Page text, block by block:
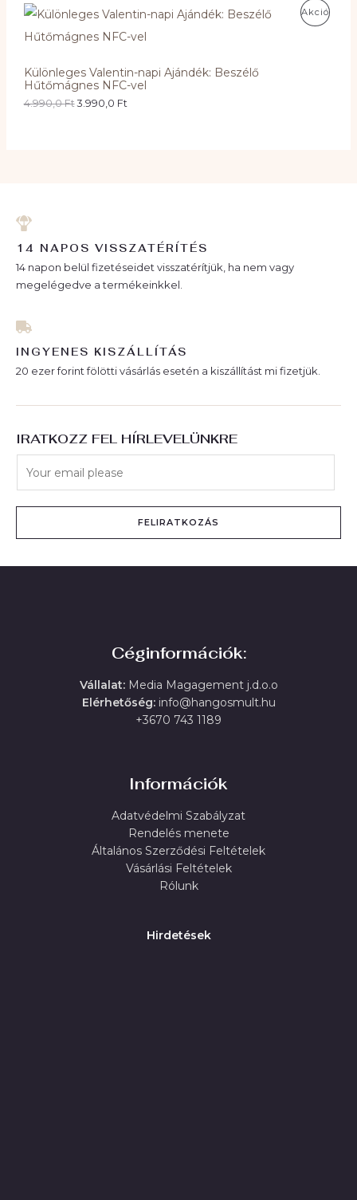
Ó
AkcióA
Különleges Valentin-napi Ajándék: Beszélő
Hűtőmágnes NFC-vel
4.990,0Ft 3.990,0 Ft
14 NAPOS VISSZATÉRÍTÉS
14 napon belül fizetéseidet visszatérítjük, ha nem vagy
megelégedve a termékeinkkel.
INGYENES KISZÁLLÍTÁS
20 ezer forint fölötti vásárlás esetén a kiszállítást mi fizetjük.
IRATKOZZ FEL HÍRLEVELÜNKRE
FELIRATKOZÁS
Céginformációk:
Vállalat:Media Magagement j.d.o.o
Elérhetőség:info@hangosmult.hu
+3670 743 1189
Információk
Adatvédelmi Szabályzat
Rendelés menete
Általános Szerződési Feltételek
Vásárlási Feltételek
Rólunk
Hirdetések